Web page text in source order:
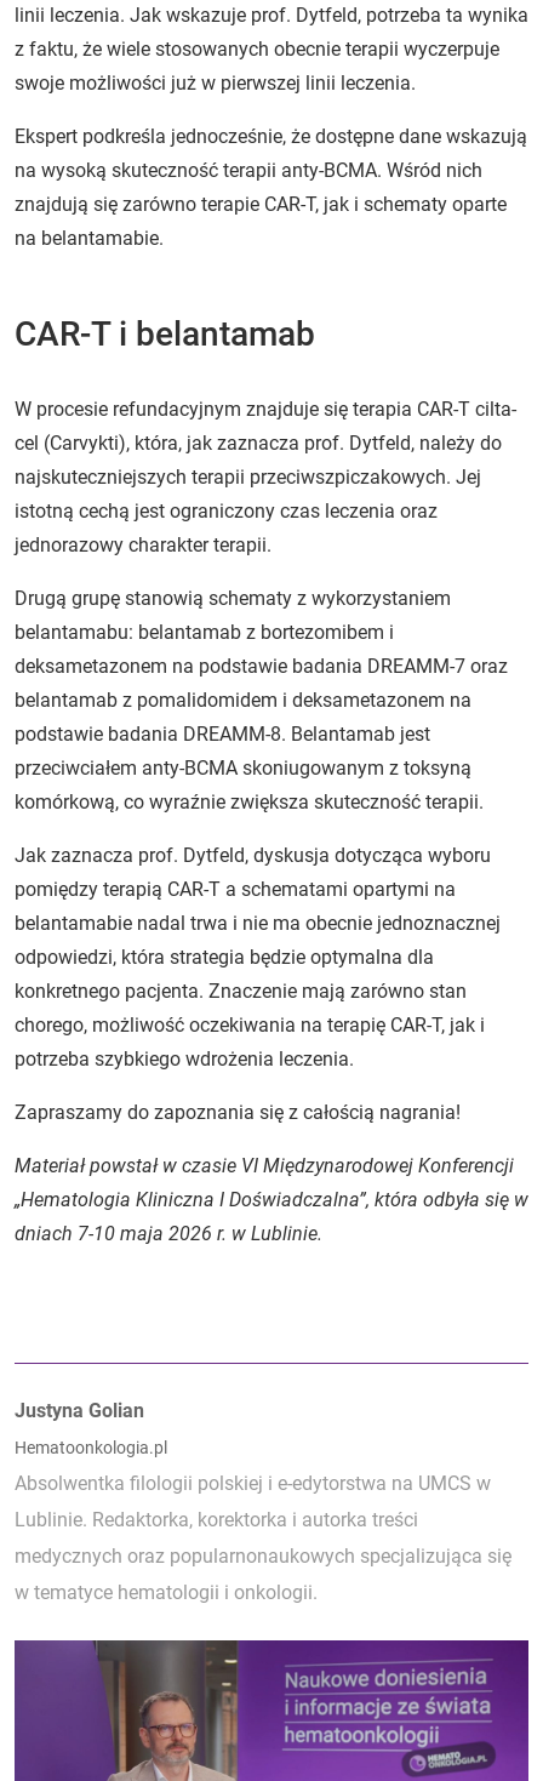
linii leczenia. Jak wskazuje prof. Dytfeld, potrzeba ta wynika
z faktu, że wiele stosowanych obecnie terapii wyczerpuje
swoje możliwości już w pierwszej linii leczenia.
Ekspert podkreśla jednocześnie, że dostępne dane wskazują
na wysoką skuteczność terapii anty-BCMA. Wśród nich
znajdują się zarówno terapie CAR-T, jak i schematy oparte
na belantamabie.
CAR-T i belantamab
W procesie refundacyjnym znajduje się terapia CAR-T cilta-
cel (Carvykti), która, jak zaznacza prof. Dytfeld, należy do
najskuteczniejszych terapii przeciwszpiczakowych. Jej
istotną cechą jest ograniczony czas leczenia oraz
jednorazowy charakter terapii.
Drugą grupę stanowią schematy z wykorzystaniem
belantamabu: belantamab z bortezomibem i
deksametazonem na podstawie badania DREAMM-7 oraz
belantamab z pomalidomidem i deksametazonem na
podstawie badania DREAMM-8. Belantamab jest
przeciwciałem anty-BCMA skoniugowanym z toksyną
komórkową, co wyraźnie zwiększa skuteczność terapii.
Jak zaznacza prof. Dytfeld, dyskusja dotycząca wyboru
pomiędzy terapią CAR-T a schematami opartymi na
belantamabie nadal trwa i nie ma obecnie jednoznacznej
odpowiedzi, która strategia będzie optymalna dla
konkretnego pacjenta. Znaczenie mają zarówno stan
chorego, możliwość oczekiwania na terapię CAR-T, jak i
potrzeba szybkiego wdrożenia leczenia.
Zapraszamy do zapoznania się z całością nagrania!
Materiał powstał w czasie VI Międzynarodowej Konferencji
„Hematologia Kliniczna I Doświadczalna”, która odbyła się w
dniach 7-10 maja 2026 r. w Lublinie.
Autorzy:
Justyna Golian
Hematoonkologia.pl
Absolwentka filologii polskiej i e-edytorstwa na UMCS w
Lublinie. Redaktorka, korektorka i autorka treści
medycznych oraz popularnonaukowych specjalizująca się
w tematyce hematologii i onkologii.